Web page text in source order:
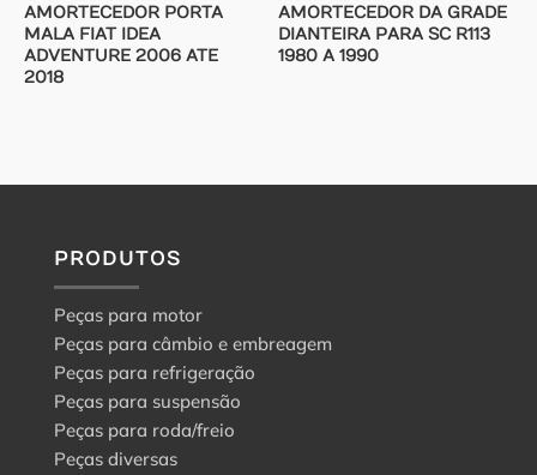
AMORTECEDOR PORTA
MALA FIAT IDEA
ADVENTURE 2006 ATE
2018
AMORTECEDOR DA GRADE
DIANTEIRA PARA SC R113
1980 A 1990
PRODUTOS
Peças para motor
Peças para câmbio e embreagem
Peças para refrigeração
Peças para suspensão
Peças para roda/freio
Peças diversas